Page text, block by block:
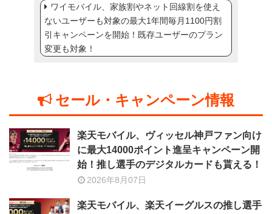
ワイモバイル、家族割やネット回線割を使え
ないユーザーも対象の最大1年間毎月1100円割
引キャンペーンを開始！既存ユーザーのプラン
変更も対象！
セール・キャンペーン情報
楽天モバイル、ヴィッセル神戸ファン向け
に最大14000ポイント進呈キャンペーン開
始！推し選手のデジタルカードも貰える！
2026年8月07日
楽天モバイル、楽天イーグルスの推し選手